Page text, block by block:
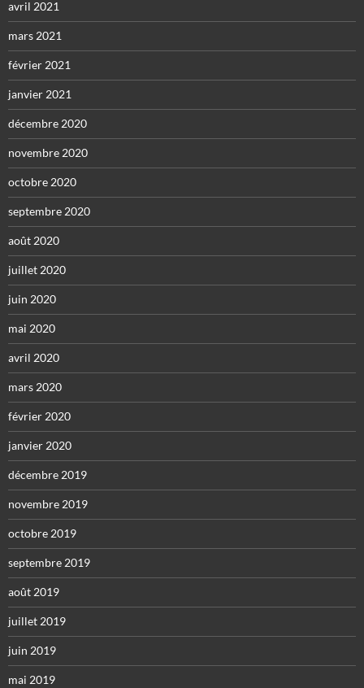
avril 2021
mars 2021
février 2021
janvier 2021
décembre 2020
novembre 2020
octobre 2020
septembre 2020
août 2020
juillet 2020
juin 2020
mai 2020
avril 2020
mars 2020
février 2020
janvier 2020
décembre 2019
novembre 2019
octobre 2019
septembre 2019
août 2019
juillet 2019
juin 2019
mai 2019